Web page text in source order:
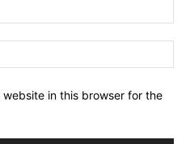
in this browser for the